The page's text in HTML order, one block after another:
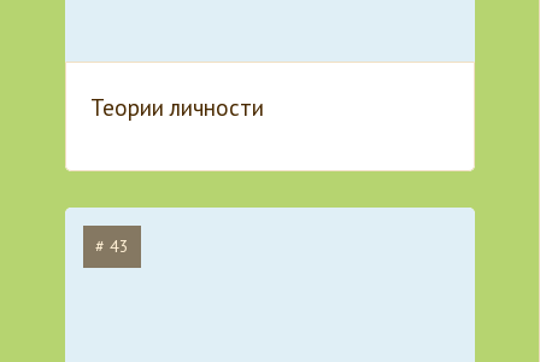
Теории личности
# 43